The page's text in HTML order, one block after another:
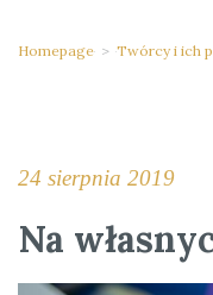
Homepage > Twórcy i ich
24 sierpnia 2019
Na